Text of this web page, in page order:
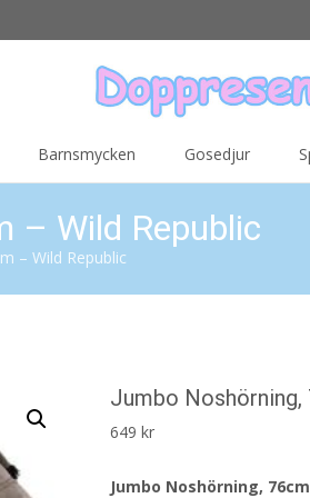
Barnsmycken Gosedjur
– Wild Republic
– Wild Republic
Jumbo
649kr
Jumbo Noshörning,